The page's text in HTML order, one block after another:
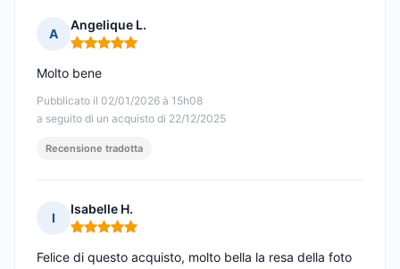
A
Angelique L.
Nota: 5 su 5
Pubblicato il 02/01/2026 à 15h08
a seguito di un acquisto di 22/12/2025
Molto bene
Recensione tradotta
I
Isabelle H.
Nota: 5 su 5
Felice di questo acquisto, molto bella la resa della foto